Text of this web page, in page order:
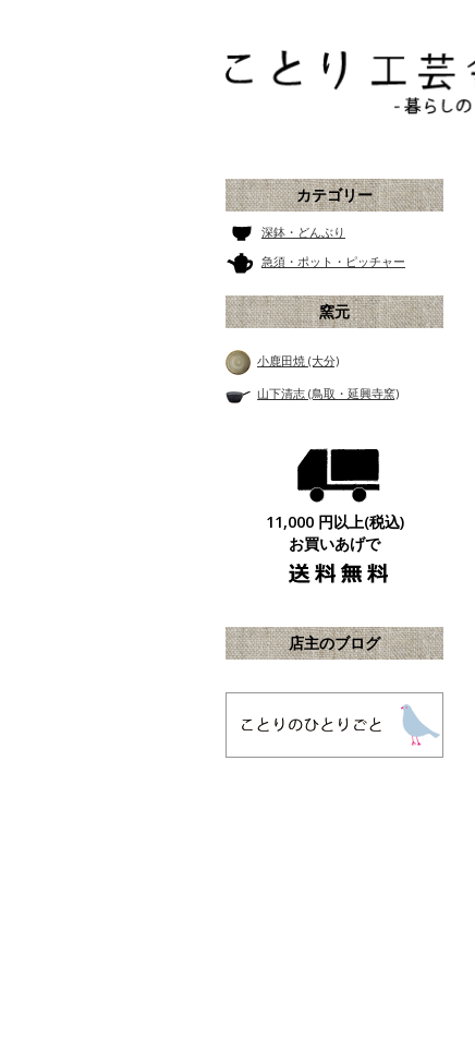
カテゴリー
深鉢・どんぶり
急須・ポット・ピッチャー
窯元
小鹿田焼 (大分)
山下清志 (鳥取・延興寺窯)
11,000 円以上(税込)
お買いあげで
店主のブログ